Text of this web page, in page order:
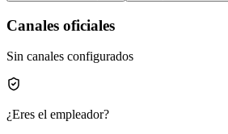
Canales oficiales
Sin canales configurados
¿Eres el empleador?